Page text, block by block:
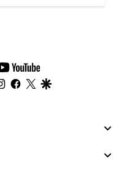
youtube-
footer
instagram
facebook
twitter